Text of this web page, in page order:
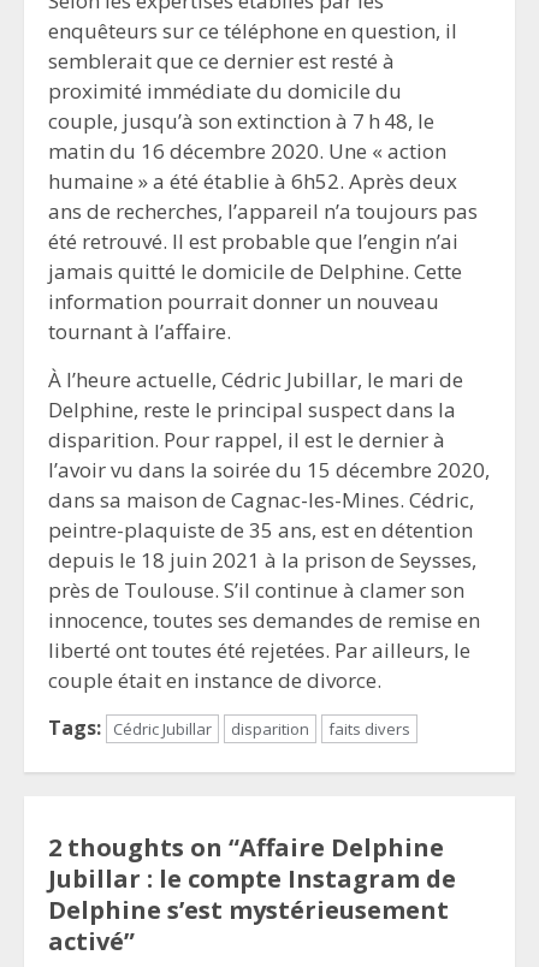
enquêteurs sur ce téléphone en question, il
semblerait que ce dernier est resté à
proximité immédiate du domicile du
couple, jusqu’à son extinction à 7 h 48, le
matin du 16 décembre 2020. Une « action
humaine » a été établie à 6h52. Après deux
ans de recherches, l’appareil n’a toujours pas
été retrouvé. Il est probable que l’engin n’ai
jamais quitté le domicile de Delphine. Cette
information pourrait donner un nouveau
tournant à l’affaire.
À l’heure actuelle, Cédric Jubillar, le mari de
Delphine, reste le principal suspect dans la
disparition. Pour rappel, il est le dernier à
l’avoir vu dans la soirée du 15 décembre 2020,
dans sa maison de Cagnac-les-Mines. Cédric,
peintre-plaquiste de 35 ans, est en détention
depuis le 18 juin 2021 à la prison de Seysses,
près de Toulouse. S’il continue à clamer son
innocence, toutes ses demandes de remise en
liberté ont toutes été rejetées. Par ailleurs, le
couple était en instance de divorce.
Tags: Cédric Jubillar disparition faits divers
2 thoughts on “Affaire Delphine
Jubillar : le compte Instagram de
Delphine s’est mystérieusement
activé”